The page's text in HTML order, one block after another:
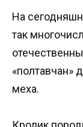
На
так
«полтавчан»
меха.